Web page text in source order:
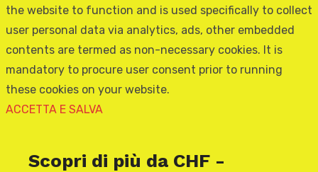
the website to function and is used specifically to collect
user personal data via analytics, ads, other embedded
contents are termed as non-necessary cookies. It is
mandatory to procure user consent prior to running
these cookies on your website.
ACCETTA E SALVA
Scopri di più da CHF -